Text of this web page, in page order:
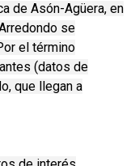
de Asón-Agüera, en
se
el término
(datos de
que llegan a